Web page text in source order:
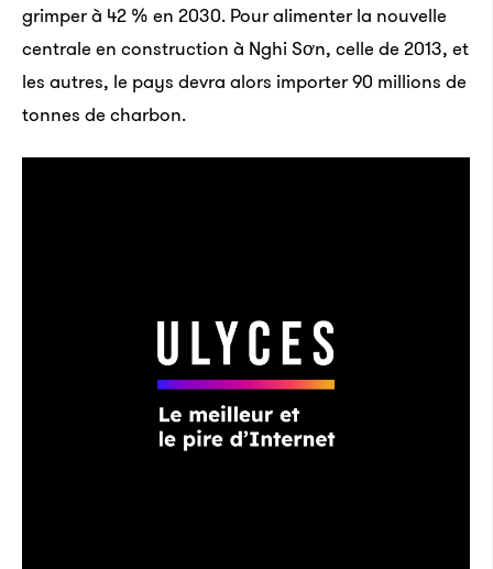
grimper à 42 % en 2030. Pour alimenter la nouvelle
centrale en construction à Nghi Sơn, celle de 2013, et
les autres, le pays devra alors importer 90 millions de
tonnes de charbon.